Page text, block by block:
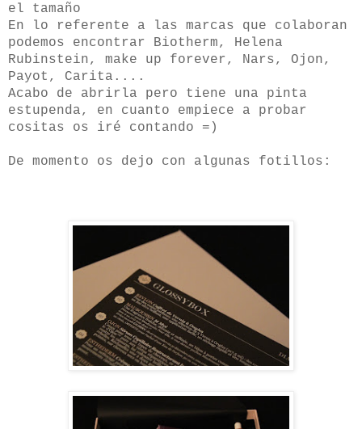
el tamaño
En lo referente a las marcas que colaboran
podemos encontrar Biotherm, Helena
Rubinstein, make up forever, Nars, Ojon,
Payot, Carita....
Acabo de abrirla pero tiene una pinta
estupenda, en cuanto empiece a probar
cositas os iré contando =)
De momento os dejo con algunas fotillos: